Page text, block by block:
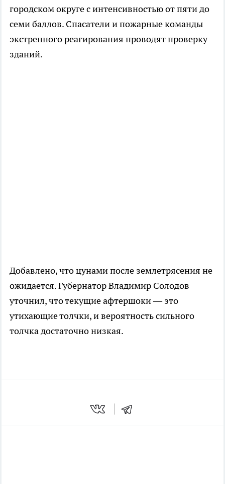
городском округе с интенсивностью от пяти до
семи баллов. Спасатели и пожарные команды
экстренного реагирования проводят проверку
зданий.
Добавлено, что цунами после землетрясения не
ожидается. Губернатор Владимир Солодов
уточнил, что текущие афтершоки — это
утихающие толчки, и вероятность сильного
толчка достаточно низкая.